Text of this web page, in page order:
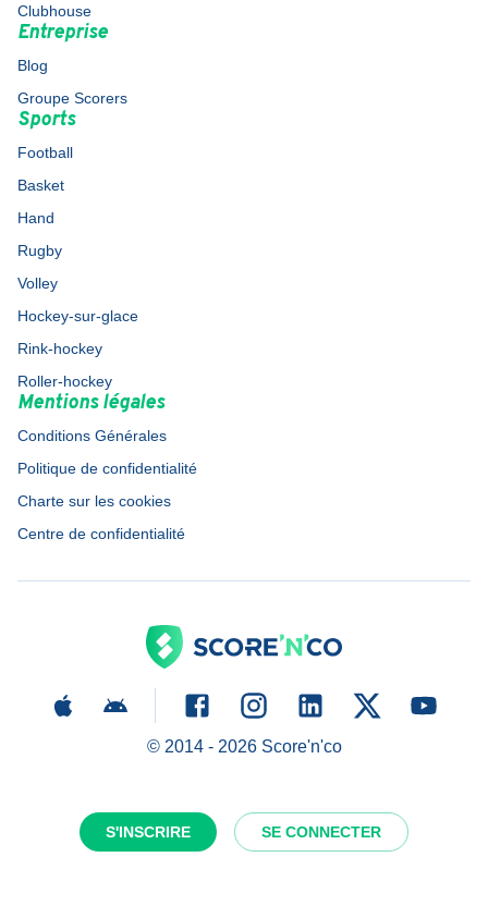
S'INSCRIRE SE CONNECTER
Clubhouse
Entreprise
Blog
Groupe Scorers
Sports
Football
Basket
Hand
Rugby
Volley
Hockey-sur-glace
Rink-hockey
Roller-hockey
Mentions légales
Conditions Générales
Politique de confidentialité
Charte sur les cookies
Centre de confidentialité
© 2014 - 2026Score'n'co